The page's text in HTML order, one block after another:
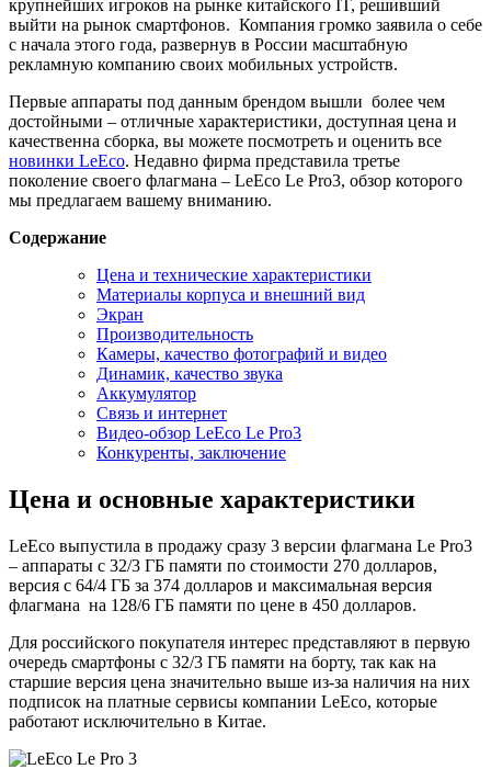
крупнейших игроков на рынке китайского IT, решивший
выйти на рынок смартфонов. Компания громко заявила о себе
с начала этого года, развернув в России масштабную
рекламную компанию своих мобильных устройств.
Первые аппараты под данным брендом вышли более чем
достойными – отличные характеристики, доступная цена и
качественна сборка, вы можете посмотреть и оценить все
новинки LeEco. Недавно фирма представила третье
поколение своего флагмана – LeEco Le Pro3, обзор которого
мы предлагаем вашему вниманию.
Содержание
Цена и технические характеристики
Материалы корпуса и внешний вид
Экран
Производительность
Камеры, качество фотографий и видео
Динамик, качество звука
Аккумулятор
Связь и интернет
Видео-обзор LeEco Le Pro3
Конкуренты, заключение
Цена и основные характеристики
LeEco выпустила в продажу сразу 3 версии флагмана Le Pro3
– аппараты с 32/3 ГБ памяти по стоимости 270 долларов,
версия с 64/4 ГБ за 374 долларов и максимальная версия
флагмана на 128/6 ГБ памяти по цене в 450 долларов.
Для российского покупателя интерес представляют в первую
очередь смартфоны с 32/3 ГБ памяти на борту, так как на
старшие версия цена значительно выше из-за наличия на них
подписок на платные сервисы компании LeEco, которые
работают исключительно в Китае.